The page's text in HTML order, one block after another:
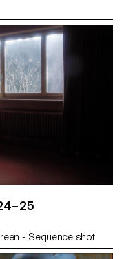
- Sequence shot